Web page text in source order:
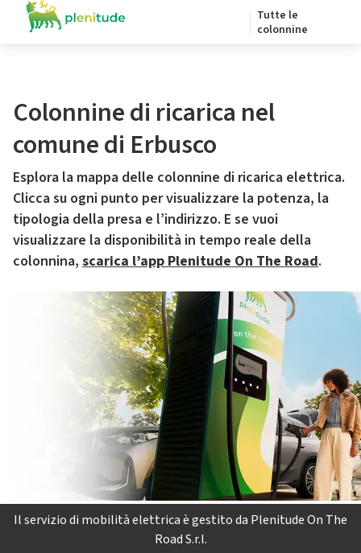
Tutte le
colonnine
Colonnine di ricarica nel
comune di Erbusco
Esplora la mappa delle colonnine di ricarica elettrica.
Clicca su ogni punto per visualizzare la potenza, la
tipologia della presa e l’indirizzo. E se vuoi
visualizzare la disponibilità in tempo reale della
colonnina, scarica l’app Plenitude On The Road.
Il servizio di mobilità elettrica è gestito da Plenitude On The
Road S.r.l.